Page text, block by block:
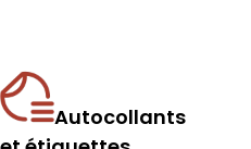
Autocollants